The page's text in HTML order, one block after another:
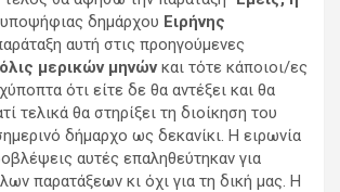
υποψήφιας δημάρχου Ειρήνης
αυτή στις προηγούμενες
μερικών μηνώνκαι τότε κάποιοι/ες
ότι είτε δε θα αντέξει και θα
τελικά θα στηρίξει τη διοίκηση του
δήμαρχο ως δεκανίκι. Η ειρωνία
αυτές επαληθεύτηκαν για
παρατάξεων κι όχι για τη δική μας. Η